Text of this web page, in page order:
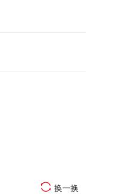
换一换